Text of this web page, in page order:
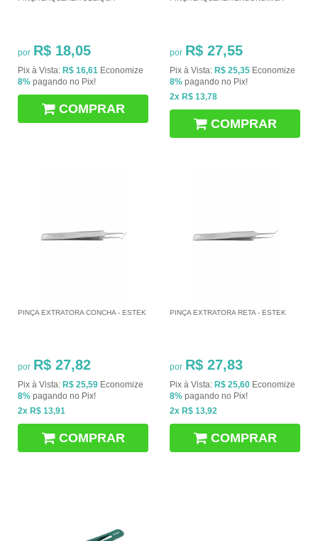
por R$ 18,05
Pix à Vista: R$ 16,61 Economize
8% pagando no Pix!
COMPRAR
por R$ 27,55
Pix à Vista: R$ 25,35 Economize
8% pagando no Pix!
2x R$ 13,78
COMPRAR
PINÇA EXTRATORA CONCHA - ESTEK
por R$ 27,82
Pix à Vista: R$ 25,59 Economize
8% pagando no Pix!
2x R$ 13,91
COMPRAR
PINÇA EXTRATORA RETA - ESTEK
por R$ 27,83
Pix à Vista: R$ 25,60 Economize
8% pagando no Pix!
2x R$ 13,92
COMPRAR